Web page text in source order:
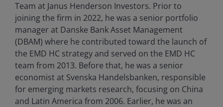
Team at Janus Henderson Investors. Prior to
joining the firm in 2022, he was a senior portfolio
manager at Danske Bank Asset Management
(DBAM) where he contributed toward the launch of
the EMD HC strategy and served on the EMD HC
team from 2013. Before that, he was a senior
economist at Svenska Handelsbanken, responsible
for emerging markets research, focusing on China
and Latin America from 2006. Earlier, he was an